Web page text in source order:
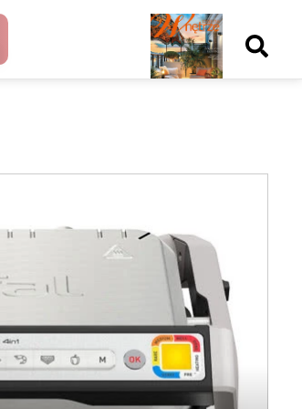
Nowy
numer
Wydanie papierowe